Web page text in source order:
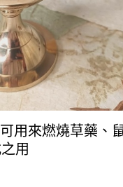
用來燃燒草藥、
用